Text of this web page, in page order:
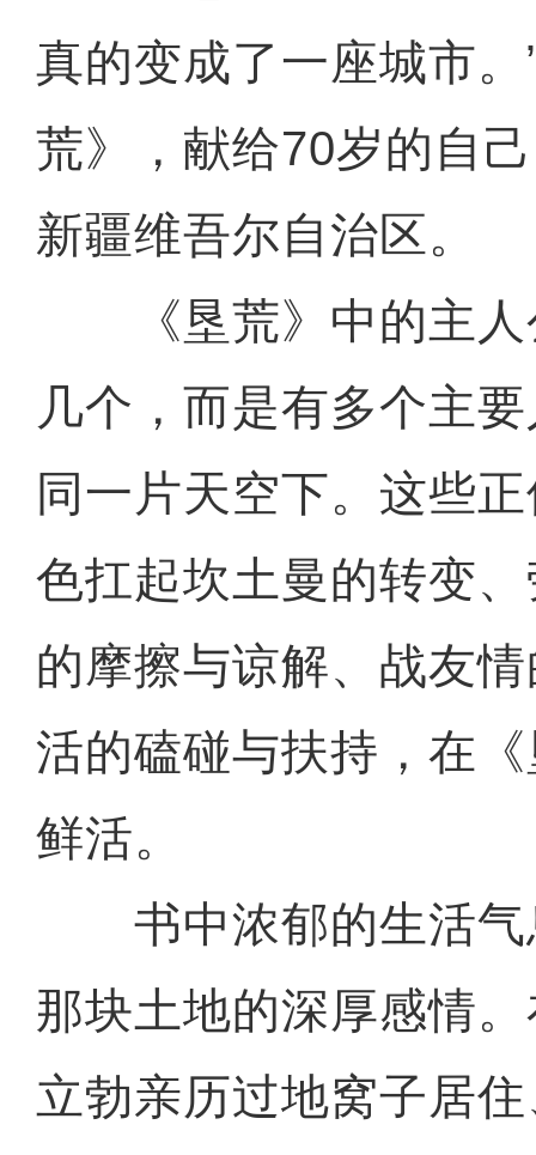
真的变成了一座城市
荒》，献给70岁的自
新疆维吾尔自治区。
《垦荒》中的主人
几个，而是有多个主
同一片天空下。这些
色扛起坎土曼的转变
的摩擦与谅解、战友
活的磕碰与扶持，在
鲜活。
书中浓郁的生活气
那块土地的深厚感情
立勃亲历过地窝子居